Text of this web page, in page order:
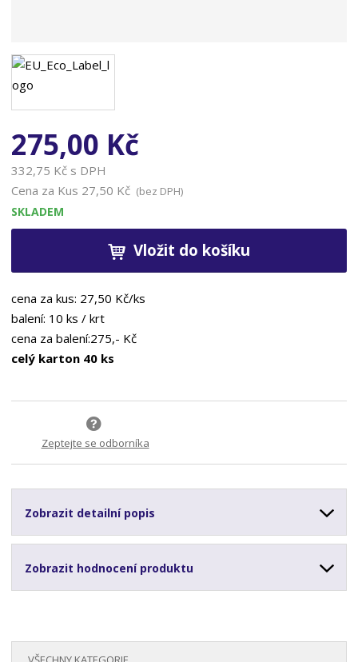
275,00 Kč
332,75 Kč s DPH
Cena za Kus 27,50 Kč (bez DPH)
SKLADEM
Vložit do košíku
cena za kus: 27,50 Kč/ks
balení: 10 ks / krt
cena za balení:275,- Kč
celý karton 40 ks
Zeptejte se odborníka
Zobrazit detailní popis
Zobrazit hodnocení produktu